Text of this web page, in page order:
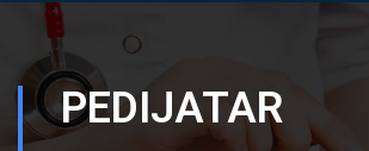
PEDIJATAR